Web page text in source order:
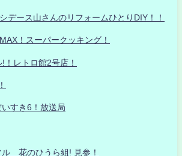
デース山さんのリフォームひとりDIY！！
！スーパークッキング！
！レトロ館2号店！
すき6！放送局
ル 花のひうら組! 見参！